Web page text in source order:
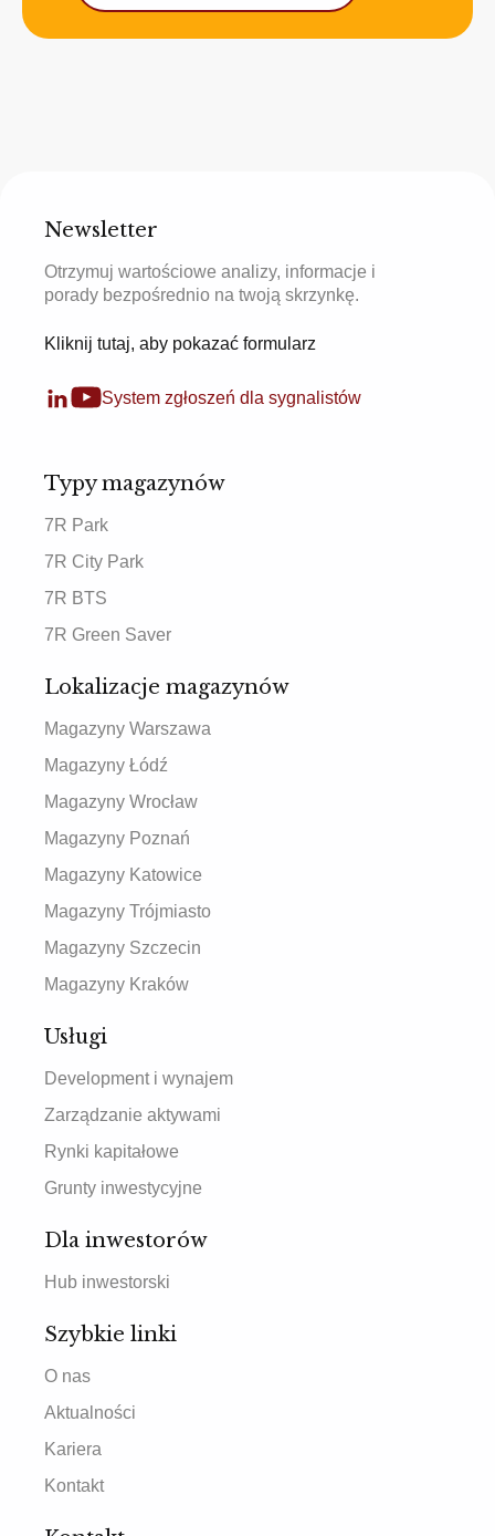
Newsletter
Otrzymuj wartościowe analizy, informacje i
porady bezpośrednio na twoją skrzynkę.
Kliknij tutaj, aby pokazać formularz
System zgłoszeń dla sygnalistów
Typy magazynów
7R Park
7R City Park
7R BTS
7R Green Saver
Lokalizacje magazynów
Magazyny Warszawa
Magazyny Łódź
Magazyny Wrocław
Magazyny Poznań
Magazyny Katowice
Magazyny Trójmiasto
Magazyny Szczecin
Magazyny Kraków
Usługi
Development i wynajem
Zarządzanie aktywami
Rynki kapitałowe
Grunty inwestycyjne
Dla inwestorów
Hub inwestorski
Szybkie linki
O nas
Aktualności
Kariera
Kontakt